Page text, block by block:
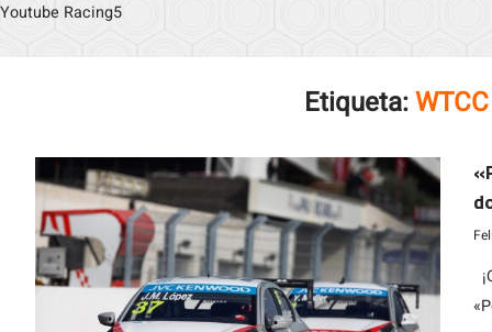
Youtube Racing5
Etiqueta: